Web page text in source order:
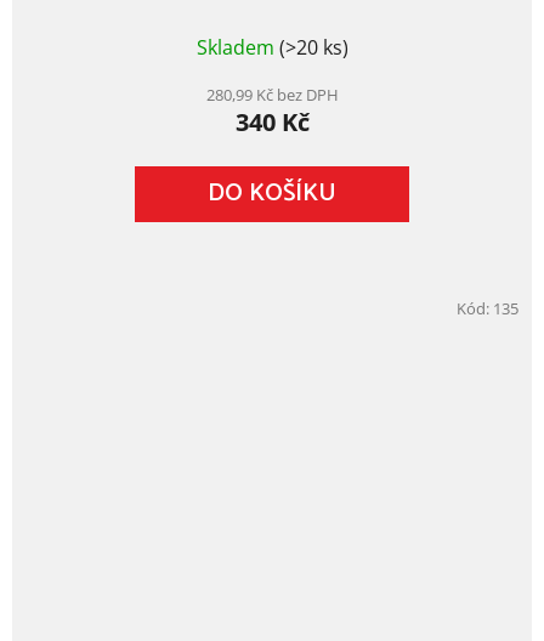
Skladem (>20 ks)
280,99 Kč bez DPH
340 Kč
DO KOŠÍKU
Kód: 135